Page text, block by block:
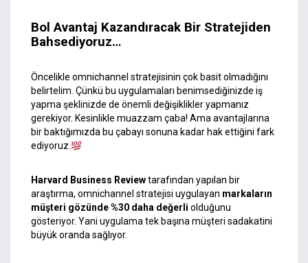
Bol Avantaj Kazandıracak Bir Stratejiden
Bahsediyoruz…
Öncelikle omnichannel stratejisinin çok basit olmadığını
belirtelim. Çünkü bu uygulamaları benimsediğinizde iş
yapma şeklinizde de önemli değişiklikler yapmanız
gerekiyor. Kesinlikle muazzam çaba! Ama avantajlarına
bir baktığımızda bu çabayı sonuna kadar hak ettiğini fark
ediyoruz.
Harvard Business Reviewtarafından yapılan bir
araştırma, omnichannel stratejisi uygulayan markaların
müşteri gözünde %30 daha değerli olduğunu
gösteriyor. Yani uygulama tek başına müşteri sadakatini
büyük oranda sağlıyor.